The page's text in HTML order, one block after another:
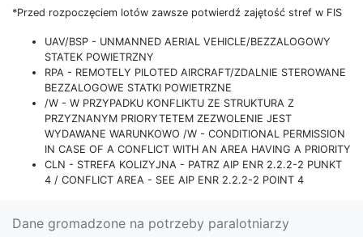
*Przed rozpoczęciem lotów zawsze potwierdź zajętość stref w FIS
UAV/BSP - UNMANNED AERIAL VEHICLE/BEZZALOGOWY
STATEK POWIETRZNY
RPA - REMOTELY PILOTED AIRCRAFT/ZDALNIE STEROWANE
BEZZALOGOWE STATKI POWIETRZNE
/W - W PRZYPADKU KONFLIKTU ZE STRUKTURA Z
PRZYZNANYM PRIORYTETEM ZEZWOLENIE JEST
WYDAWANE WARUNKOWO /W - CONDITIONAL PERMISSION
IN CASE OF A CONFLICT WITH AN AREA HAVING A PRIORITY
CLN - STREFA KOLIZYJNA - PATRZ AIP ENR 2.2.2-2 PUNKT
4 / CONFLICT AREA - SEE AIP ENR 2.2.2-2 POINT 4
Dane gromadzone na potrzeby paralotniarzy